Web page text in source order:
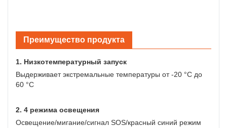
Преимущество продукта
1. Низкотемпературный запуск
Выдерживает экстремальные температуры от -20 °C до
60 °C
2. 4 режима освещения
Освещение/мигание/сигнал SOS/красный синий режим